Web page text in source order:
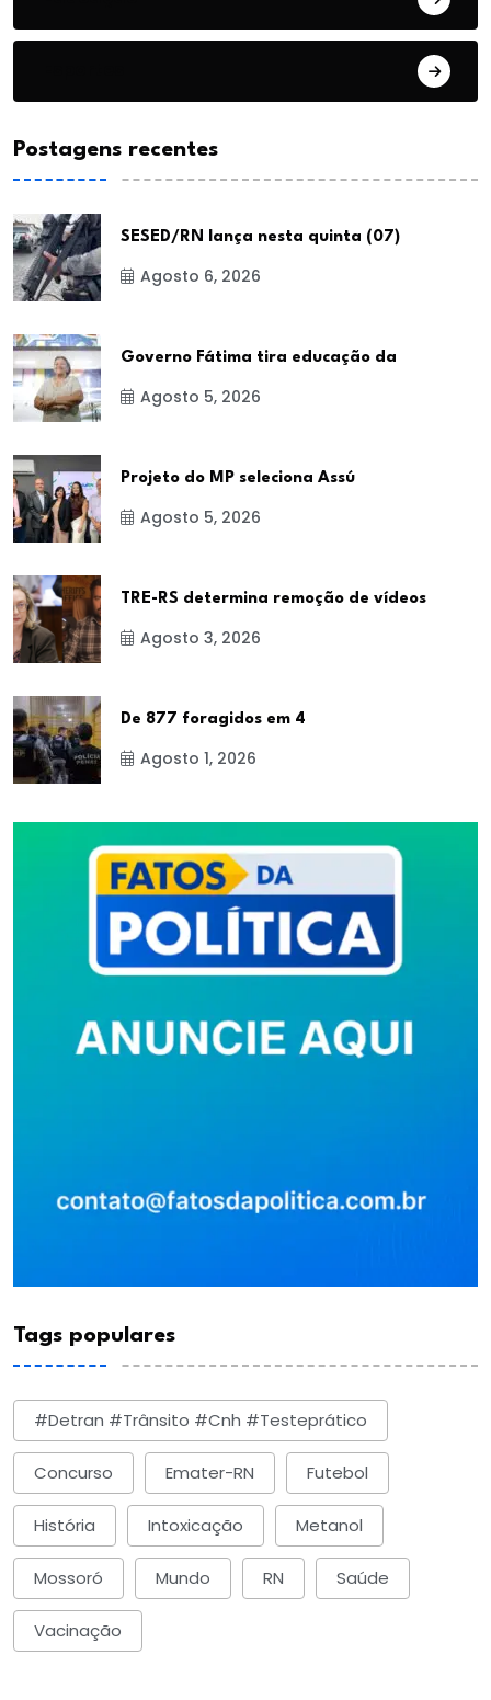
Postagens recentes
SESED/RN lança nesta quinta (07)
Agosto 6, 2026
Governo Fátima tira educação da
Agosto 5, 2026
Projeto do MP seleciona Assú
Agosto 5, 2026
TRE-RS determina remoção de vídeos
Agosto 3, 2026
De 877 foragidos em 4
Agosto 1, 2026
Tags populares
#detran #trânsito #cnh #testeprático
Concurso Emater-RN Futebol
História Intoxicação Metanol
Mossoró Mundo RN Saúde
Vacinação